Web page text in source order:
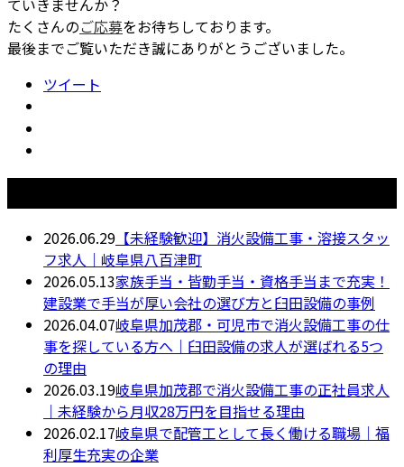
たくさんのご応募をお待ちしております。
最後までご覧いただき誠にありがとうございました。
ツイート
2026.06.29 【未経験歓迎】消火設備工事・溶接スタッ
フ求人｜岐阜県八百津町
2026.05.13家族手当・皆勤手当・資格手当まで充実！
建設業で手当が厚い会社の選び方と臼田設備の事例
2026.04.07岐阜県加茂郡・可児市で消火設備工事の仕
事を探している方へ｜臼田設備の求人が選ばれる5つ
の理由
2026.03.19岐阜県加茂郡で消火設備工事の正社員求人
｜未経験から月収28万円を目指せる理由
2026.02.17岐阜県で配管工として長く働ける職場｜福
利厚生充実の企業